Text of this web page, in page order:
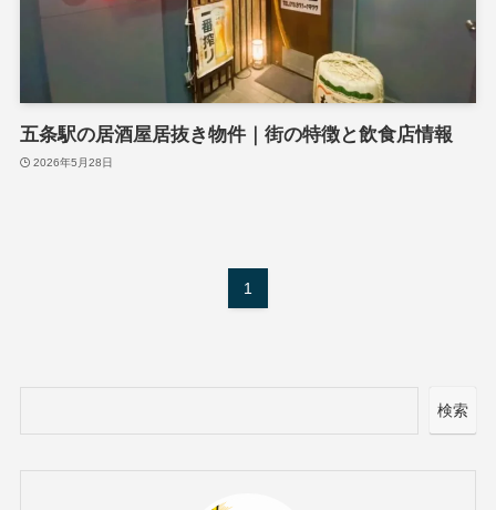
五条駅の居酒屋居抜き物件｜街の特徴と飲食店情報
2026年5月28日
1
検索